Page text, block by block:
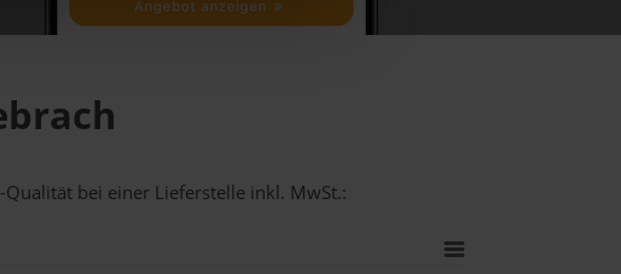
bei einer Lieferstelle inkl. MwSt.: